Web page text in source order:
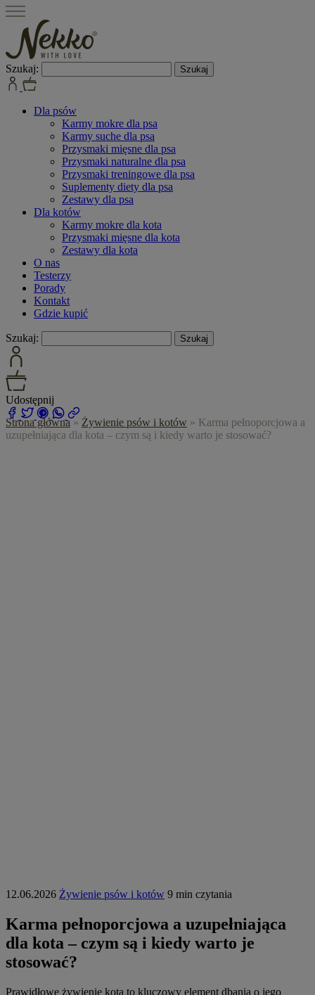
Szukaj:
Dla psów
Karmy mokre dla psa
Karmy suche dla psa
Przysmaki mięsne dla psa
Przysmaki naturalne dla psa
Przysmaki treningowe dla psa
Suplementy diety dla psa
Zestawy dla psa
Dla kotów
Karmy mokre dla kota
Przysmaki mięsne dla kota
Zestawy dla kota
O nas
Testerzy
Porady
Kontakt
Gdzie kupić
Szukaj:
Udostępnij
Strona główna» Żywienie psów i kotów » Karma pełnoporcjowa a
uzupełniająca dla kota – czym są i kiedy warto je stosować?
12.06.2026 Żywienie psów i kotów 9 min czytania
Karma pełnoporcjowa a uzupełniająca
dla kota – czym są i kiedy warto je
stosować?
Prawidłowe żywienie kota to kluczowy element dbania o jego